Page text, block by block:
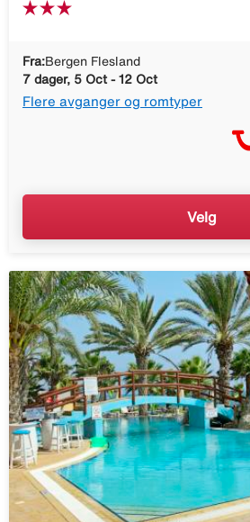
Fra:Bergen Flesland
7 dager, 5 Oct - 12 Oct
Flere avganger og romtyper
Velg